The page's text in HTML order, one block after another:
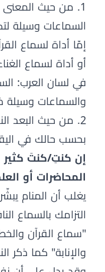
1. من حيث المعنى الشرعي واللغوي
السماعات وسيلة
إمّا أداة لسماع
أو أداة لسماع
في لسان العرب:
والسماعات وسيلة
2. من حيث البعد النفسي والحياتي
بحسب حالك في
إن كنتِ/كنتَ كثير
المحاضرات أو
يغلب أن المنام
التزامك بالسماع
"سماع القرآن
والإنابة" كما ذكر